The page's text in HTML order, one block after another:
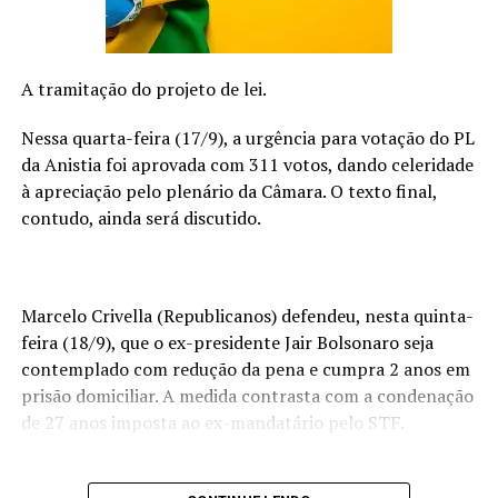
Deus por nós e que nenhuma circunstância pode nos
separar do amor dEle. Então cantamos em casa – eu,
minha esposa e meus filhos – e tive uma visão de
milhares de pessoas cantando “Nada Vai Nos Separar do
Teu Amor” – relembra Juliano.
Já para o ano de 2024, o Pagode Restaura iniciou com
força total trazendo uma versão no pagode da canção
– Temos certeza que será um marco na nossa história e
de todos que ouvirem, pois carrega a mensagem de uma
entrega pessoal e a liberdade que Deus tem para agir na
vida de quem canta. Queremos que cada ouvinte seja
impactado através dessa mensagem – declarou o grupo.
A tramitação do projeto de lei.
Nessa quarta-feira (17/9), a urgência para votação do PL
da Anistia foi aprovada com 311 votos, dando celeridade
à apreciação pelo plenário da Câmara. O texto final,
contudo, ainda será discutido.
Marcelo Crivella (Republicanos) defendeu, nesta quinta-
feira (18/9), que o ex-presidente Jair Bolsonaro seja
contemplado com redução da pena e cumpra 2 anos em
prisão domiciliar. A medida contrasta com a condenação
de 27 anos imposta ao ex-mandatário pelo STF.